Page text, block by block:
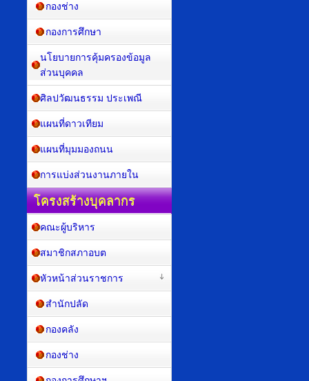
กองช่าง
กองการศึกษา
นโยบายการคุ้มครองข้อมูล
ส่วนบุคคล
ศิลปวัฒนธรรม ประเพณี
แผนที่ดาวเทียม
แผนที่มุมมองถนน
การแบ่งส่วนงานภายใน
โครงสร้างบุคลากร
คณะผู้บริหาร
สมาชิกสภาอบต
หัวหน้าส่วนราชการ
สำนักปลัด
กองคลัง
กองช่าง